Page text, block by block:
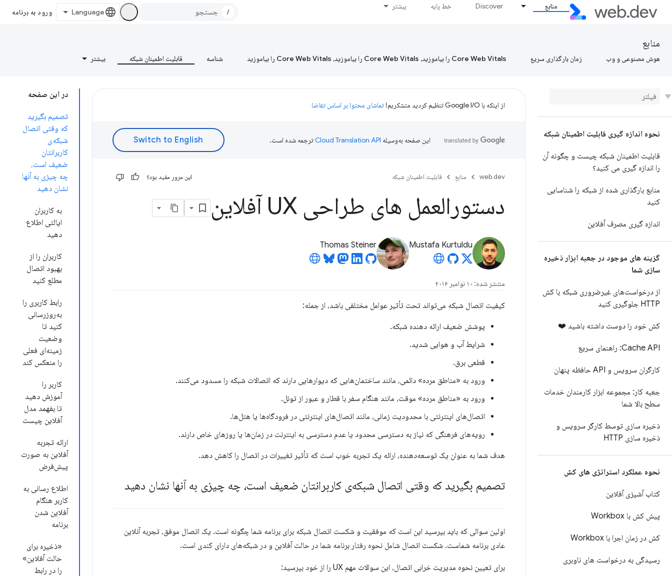
منابع Discover خط پایه بیشتر
/ ورود به برنامه
منابع
هوش مصنوعی و وب زمان بارگذاری سریع Core Web Vitals را بیاموزید، Core Web Vitals را بیاموزید، Core Web Vitals را بیاموزید شناسه قابلیت اطمینان شبکه بیشتر
نحوه اندازه گیری قابلیت اطمینان شبکه
قابلیت اطمینان شبکه چیست و چگونه آن
را اندازه گیری می کنید؟
منابع بارگذاری شده از شبکه را شناسایی
کنید
اندازه گیری مصرف آفلاین
گزینه های موجود در جعبه ابزار ذخیره
سازی شما
از درخواست‌های غیرضروری شبکه با کش
HTTP جلوگیری کنید
کش خود را دوست داشته باشید ❤️
Cache API: راهنمای سریع
کارگران سرویس و API حافظه پنهان
جعبه کار: مجموعه ابزار کارمندان خدمات
سطح بالا شما
ذخیره سازی توسط کارگر سرویس و
ذخیره سازی HTTP
نحوه عملکرد استراتژی های کش
کتاب آشپزی آفلاین
پیش کش با Workbox
کش در زمان اجرا با Workbox
رسیدگی به درخواست های ناوبری
در این صفحه
تصمیم بگیرید
که وقتی اتصال
شبکه‌ی
کاربرانتان
ضعیف است،
چه چیزی به آنها
نشان دهید
به کاربران
ایالتی اطلاع
دهید
کاربران را از
بهبود اتصال
مطلع کنید
رابط کاربری را
به‌روزرسانی
کنید تا
وضعیت
زمینه‌ای فعلی
را منعکس کند
کاربر را
آموزش دهید
تا بفهمد مدل
آفلاین چیست
ارائه تجربه
آفلاین به صورت
پیش‌فرض
اطلاع رسانی به
کاربر هنگام
آفلاین شدن
برنامه
«ذخیره برای
حالت آفلاین»
را در رابط
از اینکه با Google I/O تنظیم کردید متشکریم! تماشای محتوا بر اساس تقاضا
این صفحه به‌وسیله ترجمه شده است.
web.dev منابع قابلیت اطمینان شبکه این مرور مفید بود؟
دستورالعمل های طراحی UX آفلاین
Mustafa Kurtuldu
Thomas Steiner
منتشر شده: ۱۰ نوامبر ۲۰۱۶
کیفیت اتصال شبکه می‌تواند تحت تأثیر عوامل مختلفی باشد، از جمله:
پوشش ضعیف ارائه دهنده شبکه.
شرایط آب و هوایی شدید.
قطعی برق.
ورود به «مناطق مرده» دائمی، مانند ساختمان‌هایی که دیوارهایی دارند که اتصالات شبکه را مسدود می‌کنند.
ورود به «مناطق مرده» موقت، مانند هنگام سفر با قطار و عبور از تونل.
اتصال‌های اینترنتی با محدودیت زمانی، مانند اتصال‌های اینترنتی در فرودگاه‌ها یا هتل‌ها.
رویه‌های فرهنگی که نیاز به دسترسی محدود یا عدم دسترسی به اینترنت در زمان‌ها یا روزهای خاص دارند.
هدف شما به عنوان یک توسعه‌دهنده، ارائه یک تجربه خوب است که تأثیر تغییرات در اتصال را کاهش دهد.
تصمیم بگیرید که وقتی اتصال شبکه‌ی کاربرانتان ضعیف است، چه چیزی به آنها نشان دهید
اولین سوالی که باید بپرسید این است که موفقیت و شکست اتصال شبکه برای برنامه شما چگونه است. یک اتصال موفق، تجربه آنلاین
عادی برنامه شماست. شکست اتصال شامل نحوه رفتار برنامه شما در حالت آفلاین و در شبکه‌های دارای کندی است.
برای تعیین نحوه مدیریت خرابی اتصال، این سوالات مهم UX را از خود بپرسید: